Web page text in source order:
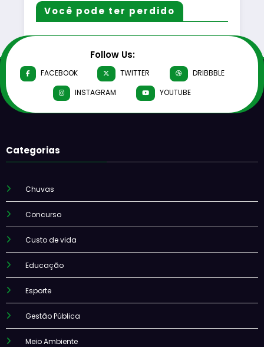
Você pode ter perdido
Follow Us:
FACEBOOK TWITTER
DRIBBBLE
INSTAGRAM
YOUTUBE
Categorias
Chuvas
Concurso
Custo de vida
Educação
Esporte
Gestão Pública
Meio Ambiente